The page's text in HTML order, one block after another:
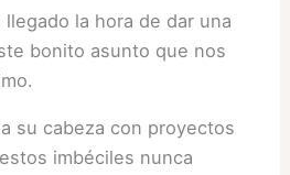
la hora de dar una
bonito asunto que nos
su cabeza con proyectos
imbéciles nunca